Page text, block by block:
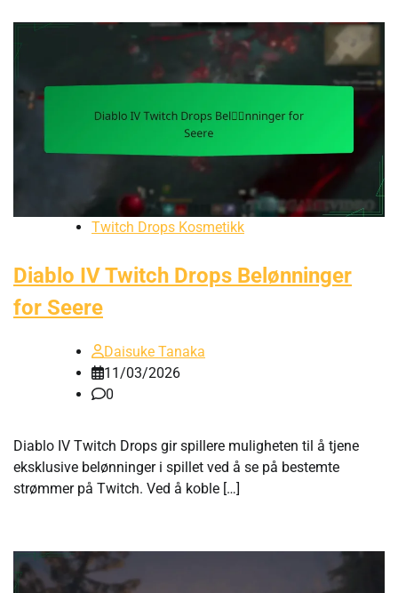
Twitch Drops Kosmetikk
Diablo IV Twitch Drops Belønninger
for Seere
Daisuke Tanaka
11/03/2026
0
Diablo IV Twitch Drops gir spillere muligheten til å tjene
eksklusive belønninger i spillet ved å se på bestemte
strømmer på Twitch. Ved å koble […]